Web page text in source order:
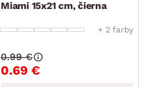
Miami 15x21 cm, čierna
+ 2 farby
0.69 €
0.99 €